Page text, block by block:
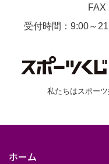
FAX
受付時間：9:00～
私たちはスポーツ
ホーム